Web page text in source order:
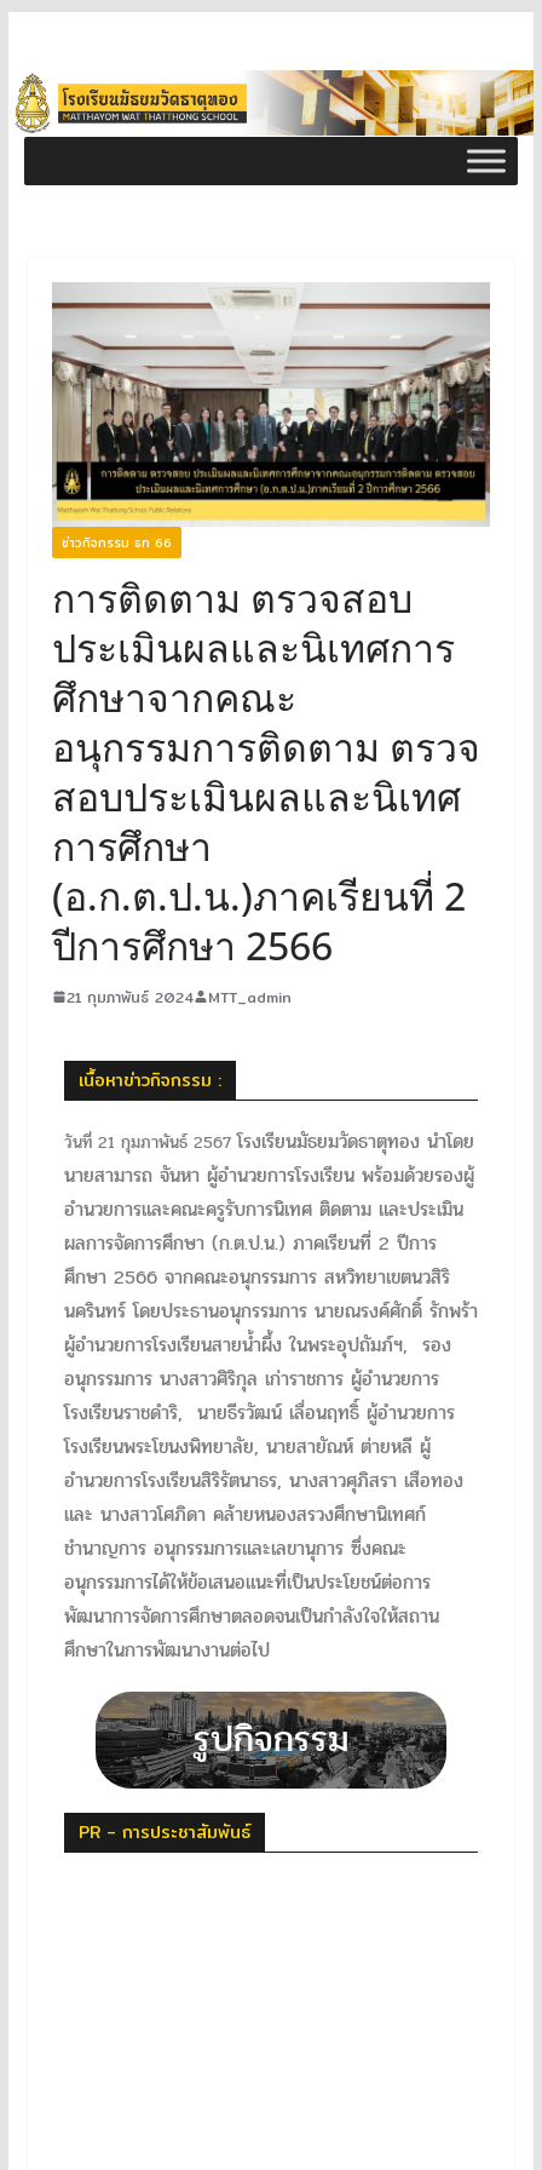
ข่าวกิจกรรม ธท 66
การติดตาม ตรวจสอบ
ประเมินผลและนิเทศการ
ศึกษาจากคณะ
อนุกรรมการติดตาม ตรวจ
สอบประเมินผลและนิเทศ
การศึกษา
(อ.ก.ต.ป.น.)ภาคเรียนที่ 2
ปีการศึกษา 2566
21 กุมภาพันธ์ 2024 MTT_admin
เนื้อหาข่าวกิจกรรม :
วันที่ 21 กุมภาพันธ์ 2567โรงเรียนมัธยมวัดธาตุทอง นำโดย
นายสามารถ จันหา ผู้อำนวยการโรงเรียน พร้อมด้วยรองผู้
อำนวยการและคณะครูรับการนิเทศ ติดตาม และประเมิน
ผลการจัดการศึกษา (ก.ต.ป.น.) ภาคเรียนที่ 2 ปีการ
ศึกษา 2566 จากคณะอนุกรรมการ สหวิทยาเขตนวสิริ
นครินทร์ โดยประธานอนุกรรมการ นายณรงค์ศักดิ์ รักพร้า
ผู้อำนวยการโรงเรียนสายน้ำผึ้ง ในพระอุปถัมภ์ฯ, รอง
อนุกรรมการ นางสาวศิริกุล เก่าราชการ ผู้อำนวยการ
โรงเรียนราชดำริ, นายธีรวัฒน์ เลื่อนฤทธิ์ ผู้อำนวยการ
โรงเรียนพระโขนงพิทยาลัย, นายสายัณห์ ต่ายหลี ผู้
อำนวยการโรงเรียนสิริรัตนาธร, นางสาวศุภิสรา เสือทอง
และ นางสาวโศภิดา คล้ายหนองสรวงศึกษานิเทศก์
ชำนาญการ อนุกรรมการและเลขานุการ ซึ่งคณะ
อนุกรรมการได้ให้ข้อเสนอแนะที่เป็นประโยชน์ต่อการ
พัฒนาการจัดการศึกษาตลอดจนเป็นกำลังใจให้สถาน
ศึกษาในการพัฒนางานต่อไป
PR - การประชาสัมพันธ์